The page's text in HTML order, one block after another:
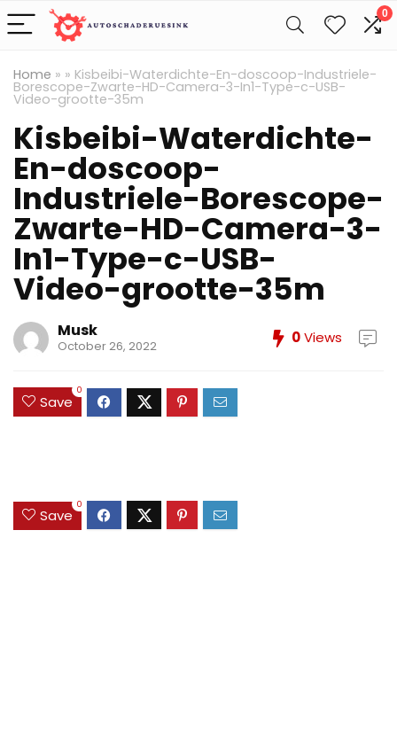
0
Home » » Kisbeibi-Waterdichte-En-doscoop-Industriele-
Borescope-Zwarte-HD-Camera-3-In1-Type-c-USB-
Video-grootte-35m
Kisbeibi-Waterdichte-
En-doscoop-
Industriele-Borescope-
Zwarte-HD-Camera-3-
In1-Type-c-USB-
Video-grootte-35m
Musk
October 26, 2022 0Views
Save
0
Save
0